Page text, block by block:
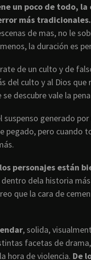
un poco de todo,
más tradicionales.
de mas, no le
la duración es
de un culto y de
del culto y al Dios que
descubre vale la
suspenso generado
pegado, pero cuando
personajes están
dela historia
que la cara de
, solida,
facetas de
hora de violencia. De